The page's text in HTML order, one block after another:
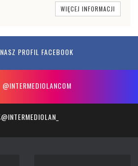
WIĘCEJ INFORMACJI
NASZ PROFIL FACEBOOK
@INTERMEDIOLANCOM
@INTERMEDIOLAN_